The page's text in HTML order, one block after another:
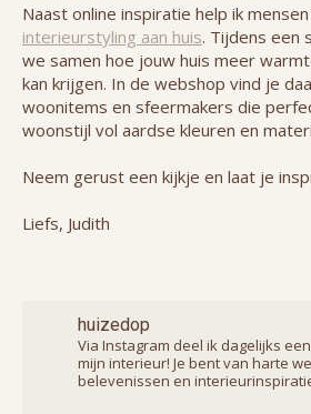
Naast online inspiratie help ik
interieurstyling aan huis. Tijdens een
we samen hoe jouw huis meer
kan krijgen. In de webshop vind je
woonitems en sfeermakers die
woonstijl vol aardse kleuren en
Neem gerust een kijkje en laat je
Liefs, Judith
huizedop
Via Instagram deel ik dagelijks
mijn interieur! Je bent van harte
belevenissen en